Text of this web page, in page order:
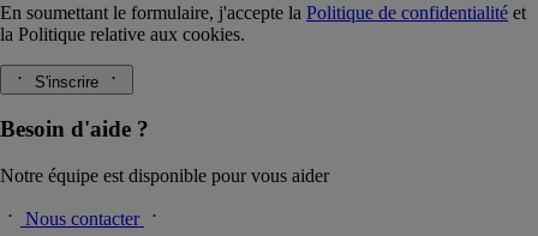
En soumettant le formulaire, j'accepte la Politique de confidentialité et
la Politique relative aux cookies.
S'inscrire
Besoin d'aide ?
Notre équipe est disponible pour vous aider
Nous contacter